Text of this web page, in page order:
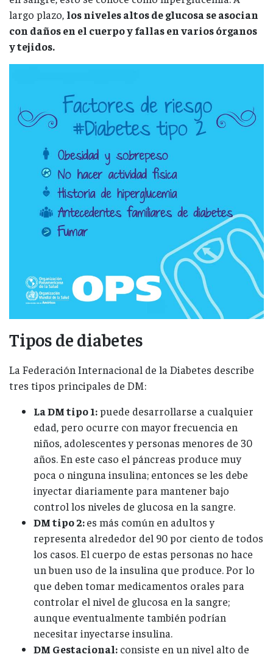
largo plazo, los niveles altos de glucosa se asocian
con daños en el cuerpo y fallas en varios órganos
y tejidos.
Tipos de diabetes
La Federación Internacional de la Diabetes describe
tres tipos principales de DM:
La DM tipo 1:puede desarrollarse a cualquier
edad, pero ocurre con mayor frecuencia en
niños, adolescentes y personas menores de 30
años. En este caso el páncreas produce muy
poca o ninguna insulina; entonces se les debe
inyectar diariamente para mantener bajo
control los niveles de glucosa en la sangre.
DM tipo 2:es más común en adultos y
representa alrededor del 90 por ciento de todos
los casos. El cuerpo de estas personas no hace
un buen uso de la insulina que produce. Por lo
que deben tomar medicamentos orales para
controlar el nivel de glucosa en la sangre;
aunque eventualmente también podrían
necesitar inyectarse insulina.
DM Gestacional: consiste en un nivel alto de